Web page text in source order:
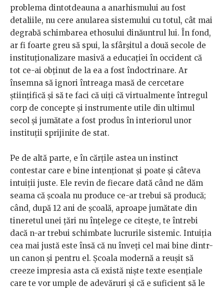
problema dintotdeauna a anarhismului au fost
detaliile, nu cere anularea sistemului cu totul, cât mai
degrabă schimbarea ethosului dinăuntrul lui. În fond,
ar fi foarte greu să spui, la sfârșitul a două secole de
instituționalizare masivă a educației în occident că
tot ce-ai obținut de la ea a fost îndoctrinare. Ar
însemna să ignori întreaga masă de cercetare
științifică și să te faci că uiți că virtualmente întregul
corp de concepte și instrumente utile din ultimul
secol și jumătate a fost produs în interiorul unor
instituții sprijinite de stat.
Pe de altă parte, e în cărțile astea un instinct
contestar care e bine intenționat și poate și câteva
intuiții juste. Ele revin de fiecare dată când ne dăm
seama că școala nu produce ce-ar trebui să producă;
când, după 12 ani de școală, aproape jumătate din
tineretul unei țări nu înțelege ce citește, te întrebi
dacă n-ar trebui schimbate lucrurile sistemic. Intuiția
cea mai justă este însă că nu înveți cel mai bine dintr-
un canon și pentru el. Școala modernă a reușit să
creeze impresia asta că există niște texte esențiale
care te vor umple de adevăruri și că e suficient să le